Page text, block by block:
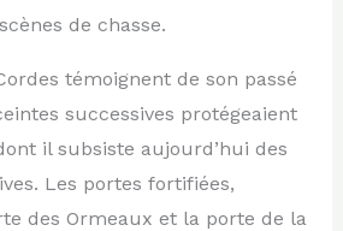
de chasse.
témoignent de son passé
successives protégeaient
il subsiste aujourd’hui des
Les portes fortifiées,
des Ormeaux et la porte de la